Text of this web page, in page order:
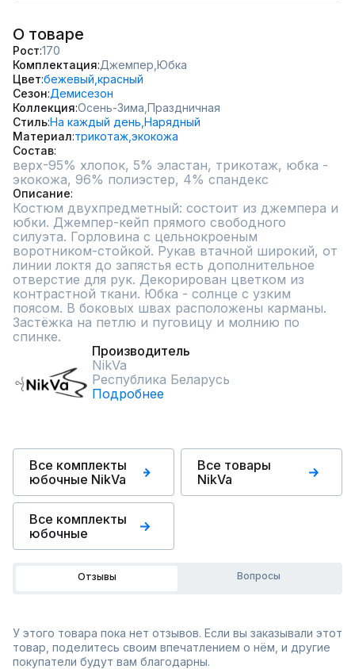
О товаре
Рост 170
Комплектация Джемпер, Юбка
Цвет бежевый, красный
Сезон Демисезон
Коллекция Осень-Зима, Праздничная
СтильНа каждый день, Нарядный
Материал трикотаж, экокожа
Состав
верх-95% хлопок, 5% эластан, трикотаж, юбка -
экокожа, 96% полиэстер, 4% спандекс
Описание
Костюм двухпредметный: состоит из джемпера и
юбки. Джемпер-кейп прямого свободного
силуэта. Горловина с цельнокроеным
воротником-стойкой. Рукав втачной широкий, от
линии локтя до запястья есть дополнительное
отверстие для рук. Декорирован цветком из
контрастной ткани. Юбка - солнце с узким
поясом. В боковых швах расположены карманы.
Застёжка на петлю и пуговицу и молнию по
спинке.
Производитель
NikVa
Республика Беларусь
Подробнее
Все комплекты
юбочные NikVa
Все товары
NikVa
Все комплекты
юбочные
Отзывы Вопросы
У этого товара пока нет отзывов. Если вы заказывали этот
товар, поделитесь своим впечатлением о нём, и другие
покупатели будут вам благодарны.